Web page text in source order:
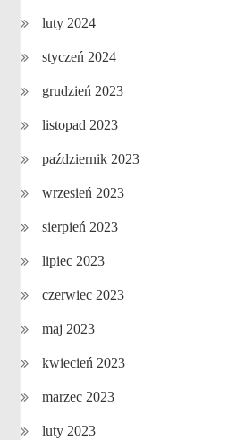
luty 2024
styczeń 2024
grudzień 2023
listopad 2023
październik 2023
wrzesień 2023
sierpień 2023
lipiec 2023
czerwiec 2023
maj 2023
kwiecień 2023
marzec 2023
luty 2023